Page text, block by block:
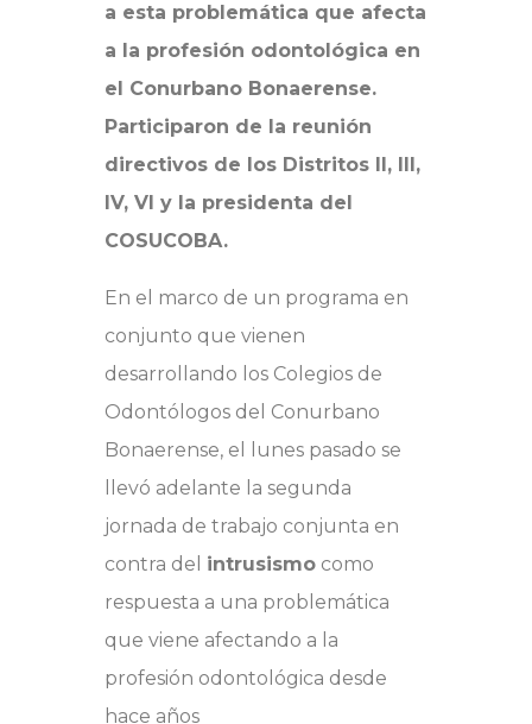
a esta problemática que afecta
a la profesión odontológica en
el Conurbano Bonaerense.
Participaron de la reunión
directivos de los Distritos II, III,
IV, VI y la presidenta del
COSUCOBA.
En el marco de un programa en
conjunto que vienen
desarrollando los Colegios de
Odontólogos del Conurbano
Bonaerense, el lunes pasado se
llevó adelante la segunda
jornada de trabajo conjunta en
contra del intrusismo como
respuesta a una problemática
que viene afectando a la
profesión odontológica desde
hace años